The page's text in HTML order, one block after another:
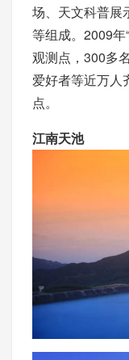
场、天文科普展
等组成。2009年
观测点，300多
爱好者等近万人
点。
江南天池